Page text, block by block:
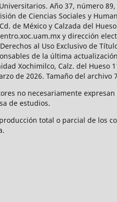
Año 37, número
de Ciencias Sociales y
de México y Calzada del
y dirección
al Uso Exclusivo de
de la última
Xochimilco, Calz. del Hueso
de 2026. Tamaño del archivo
no necesariamente
de estudios.
total o parcial de los